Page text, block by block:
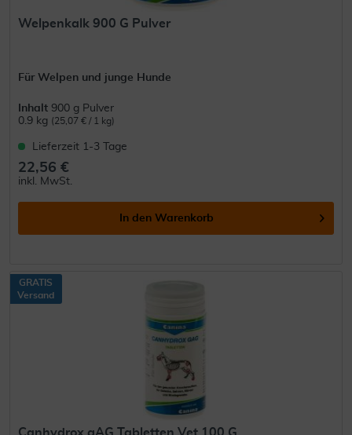
Welpenkalk 900 G Pulver
Für Welpen und junge Hunde
Inhalt 900 g Pulver
0.9 kg (25,07 € / 1 kg)
Lieferzeit 1-3 Tage
22,56 €
inkl. MwSt.
In den Warenkorb
GRATIS
Versand